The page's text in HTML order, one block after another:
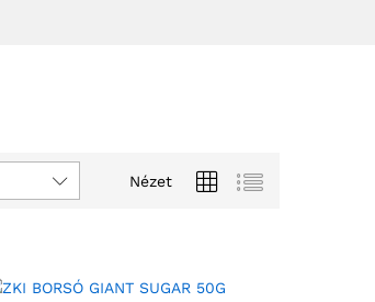
Nézet